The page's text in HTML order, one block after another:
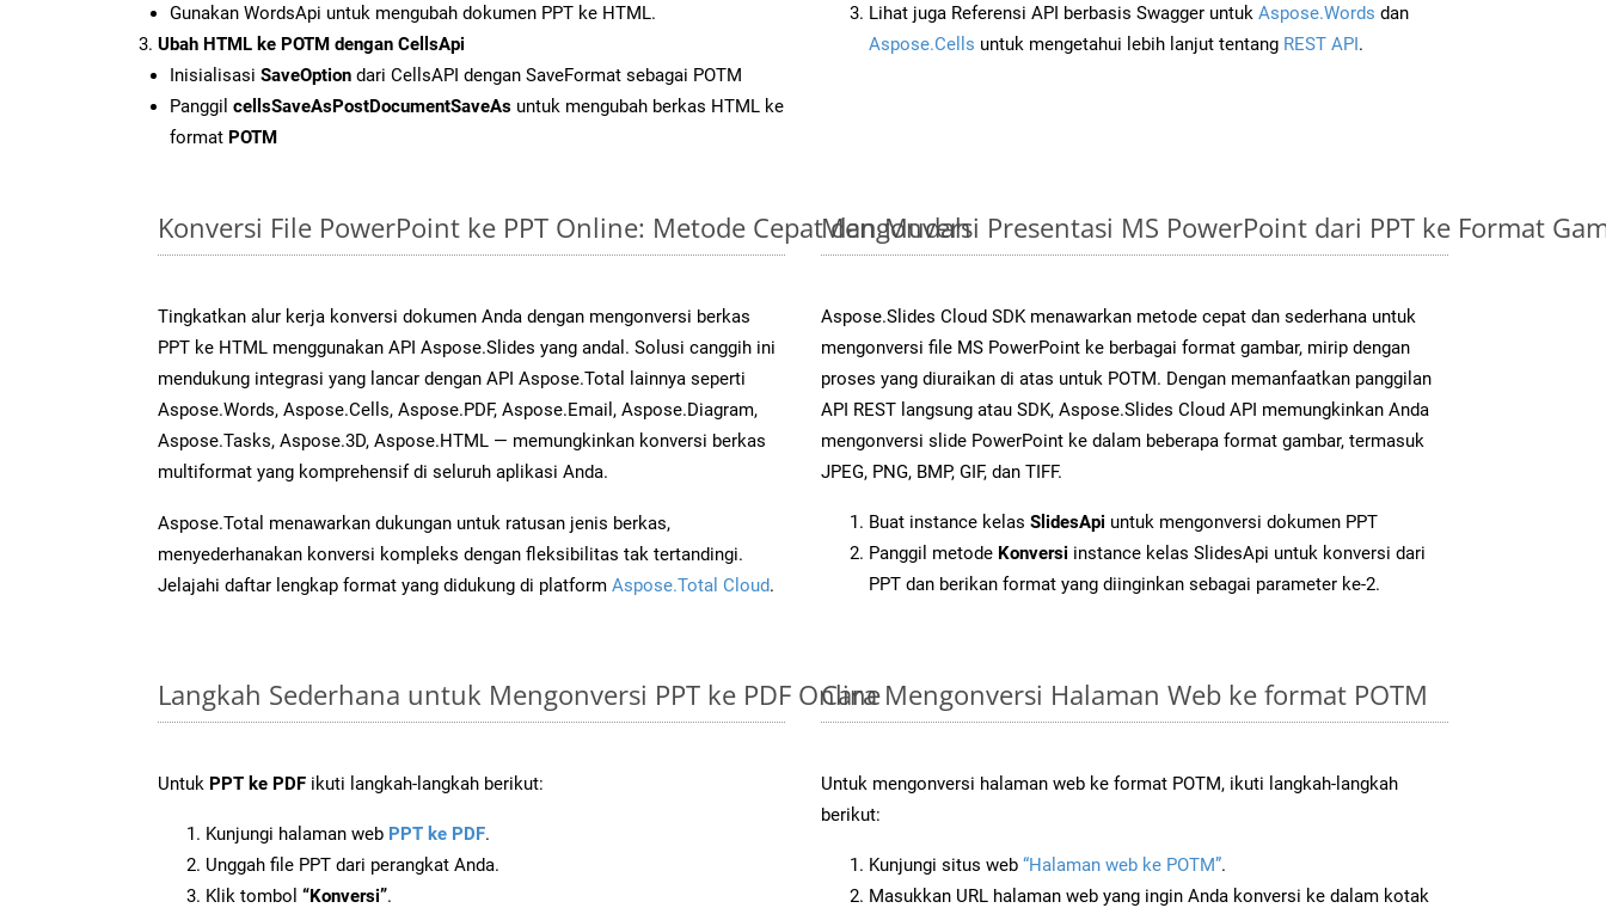
Gunakan WordsApi untuk mengubah dokumen PPT ke HTML.
Ubah HTML ke POTM dengan CellsApi
Inisialisasi SaveOption dari CellsAPI dengan SaveFormat sebagai POTM
Panggil cellsSaveAsPostDocumentSaveAs untuk mengubah berkas HTML ke
format POTM
Lihat juga Referensi API berbasis Swagger untuk Aspose.Words dan
Aspose.Cells untuk mengetahui lebih lanjut tentang REST API.
Konversi File PowerPoint ke PPT Online: Metode Cepat dan Mudah
Tingkatkan alur kerja konversi dokumen Anda dengan mengonversi berkas
PPT ke HTML menggunakan API Aspose.Slides yang andal. Solusi canggih ini
mendukung integrasi yang lancar dengan API Aspose.Total lainnya seperti
Aspose.Words, Aspose.Cells, Aspose.PDF, Aspose.Email, Aspose.Diagram,
Aspose.Tasks, Aspose.3D, Aspose.HTML — memungkinkan konversi berkas
multiformat yang komprehensif di seluruh aplikasi Anda.
Aspose.Total menawarkan dukungan untuk ratusan jenis berkas,
menyederhanakan konversi kompleks dengan fleksibilitas tak tertandingi.
Jelajahi daftar lengkap format yang didukung di platform Aspose.Total Cloud.
Mengonversi Presentasi MS PowerPoint dari PPT ke Format
Aspose.Slides Cloud SDK menawarkan metode cepat dan sederhana untuk
mengonversi file MS PowerPoint ke berbagai format gambar, mirip dengan
proses yang diuraikan di atas untuk POTM. Dengan memanfaatkan panggilan
API REST langsung atau SDK, Aspose.Slides Cloud API memungkinkan Anda
mengonversi slide PowerPoint ke dalam beberapa format gambar, termasuk
JPEG, PNG, BMP, GIF, dan TIFF.
Buat instance kelas SlidesApi untuk mengonversi dokumen PPT
Panggil metode Konversi instance kelas SlidesApi untuk konversi dari
PPT dan berikan format yang diinginkan sebagai parameter ke-2.
Langkah Sederhana untuk Mengonversi PPT ke PDF Online
Untuk PPT ke PDF ikuti langkah-langkah berikut:
Kunjungi halaman web PPT ke PDF.
Unggah file PPT dari perangkat Anda.
Klik tombol “Konversi”.
Cara Mengonversi Halaman Web ke format POTM
Untuk mengonversi halaman web ke format POTM, ikuti langkah-langkah
berikut:
Kunjungi situs web “Halaman web ke POTM”.
Masukkan URL halaman web yang ingin Anda konversi ke dalam kotak